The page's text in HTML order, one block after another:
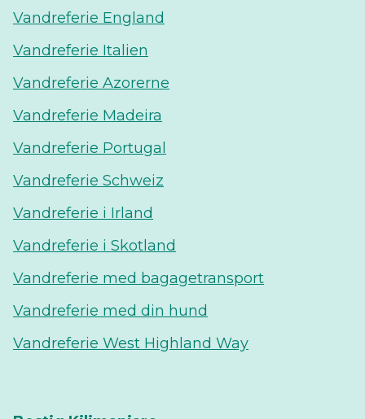
Vandreferie England
Vandreferie Italien
Vandreferie Azorerne
Vandreferie Madeira
Vandreferie Portugal
Vandreferie Schweiz
Vandreferie i Irland
Vandreferie i Skotland
Vandreferie med bagagetransport
Vandreferie med din hund
Vandreferie West Highland Way